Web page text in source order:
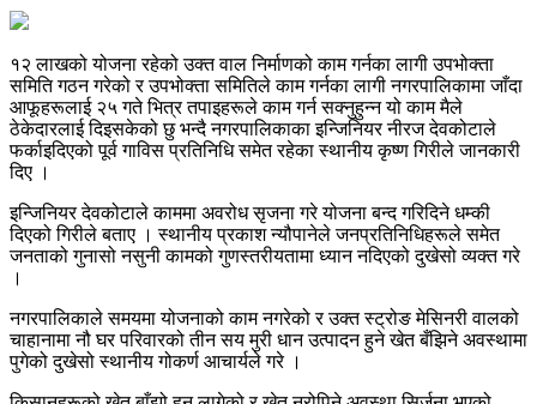
१२ लाखको योजना रहेको उक्त वाल निर्माणको काम गर्नका लागी उपभोक्ता
समिति गठन गरेको र उपभोक्ता समितिले काम गर्नका लागी नगरपालिकामा जाँदा
आफूहरूलाई २५ गते भित्र तपाइहरूले काम गर्न सक्नुहुन्न यो काम मैले
ठेकेदारलाई दिइसकेको छु भन्दै नगरपालिकाका इन्जिनियर नीरज देवकोटाले
फर्काइदिएको पूर्व गाविस प्रतिनिधि समेत रहेका स्थानीय कृष्ण गिरीले जानकारी
दिए ।
इन्जिनियर देवकोटाले काममा अवरोध सृजना गरे योजना बन्द गरिदिने धम्की
दिएको गिरीले बताए । स्थानीय प्रकाश न्यौपानेले जनप्रतिनिधिहरूले समेत
जनताको गुनासो नसुनी कामको गुणस्तरीयतामा ध्यान नदिएको दुखेसो व्यक्त गरे
।
नगरपालिकाले समयमा योजनाको काम नगरेको र उक्त स्ट्रोङ मेसिनरी वालको
चाहानामा नौ घर परिवारको तीन सय मुरी धान उत्पादन हुने खेत बँझिने अवस्थामा
पुगेको दुखेसो स्थानीय गोकर्ण आचार्यले गरे ।